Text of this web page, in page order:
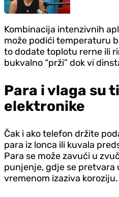
Kombinacija intenzivnih
može podići temperaturu
to dodate toplotu rerne ili
bukvalno “prži” dok vi
Para i vlaga su
elektronike
Čak i ako telefon držite
para iz lonca ili kuvala
Para se može zavući u
punjenje, gdje se pretvara
vremenom izaziva koroziju.